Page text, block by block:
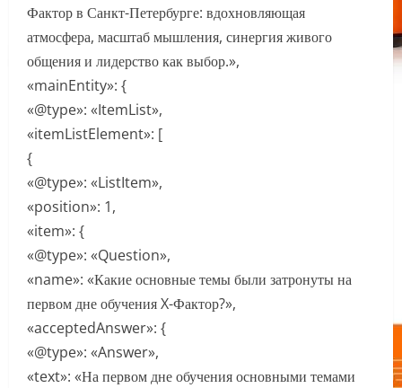
Фактор в Санкт-Петербурге: вдохновляющая
атмосфера, масштаб мышления, синергия живого
общения и лидерство как выбор.»,
«mainEntity»: {
«@type»: «ItemList»,
«itemListElement»: [
{
«@type»: «ListItem»,
«position»: 1,
«item»: {
«@type»: «Question»,
«name»: «Какие основные темы были затронуты на
первом дне обучения X-Фактор?»,
«acceptedAnswer»: {
«@type»: «Answer»,
«text»: «На первом дне обучения основными темами